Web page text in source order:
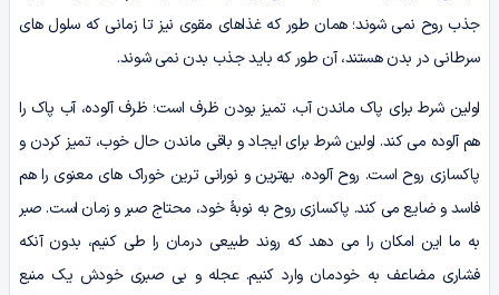
جذب روح نمی شوند؛ همان طور که غذاهای مقوی نیز تا زمانی که سلول های
سرطانی در بدن هستند، آن طور که باید جذب بدن نمی شوند.
اولین شرط برای پاک ماندن آب، تمیز بودن ظرف است؛ ظرف آلوده، آب پاک را
هم آلوده می کند. اولین شرط برای ایجاد و باقی ماندن حال خوب، تمیز کردن و
پاکسازی روح است. روح آلوده، بهترین و نورانی ترین خوراک های معنوی را هم
فاسد و ضایع می کند. پاکسازی روح به نوبۀ خود، محتاج صبر و زمان است. صبر
به ما این امکان را می دهد که روند طبیعی درمان را طی کنیم، بدون آنکه
فشاری مضاعف به خودمان وارد کنیم. عجله و بی صبری خودش یک منبع